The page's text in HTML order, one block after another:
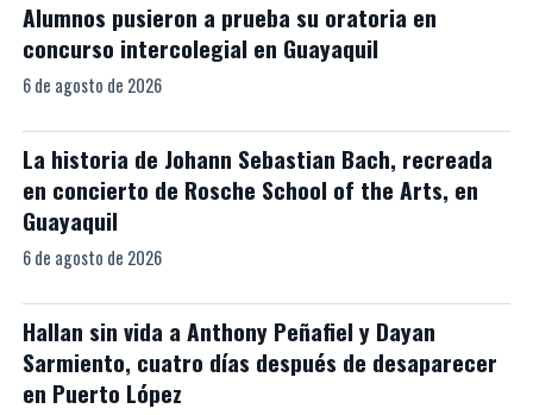
Alumnos pusieron a prueba su oratoria en
concurso intercolegial en Guayaquil
6 de agosto de 2026
La historia de Johann Sebastian Bach, recreada
en concierto de Rosche School of the Arts, en
Guayaquil
6 de agosto de 2026
Hallan sin vida a Anthony Peñafiel y Dayan
Sarmiento, cuatro días después de desaparecer
en Puerto López